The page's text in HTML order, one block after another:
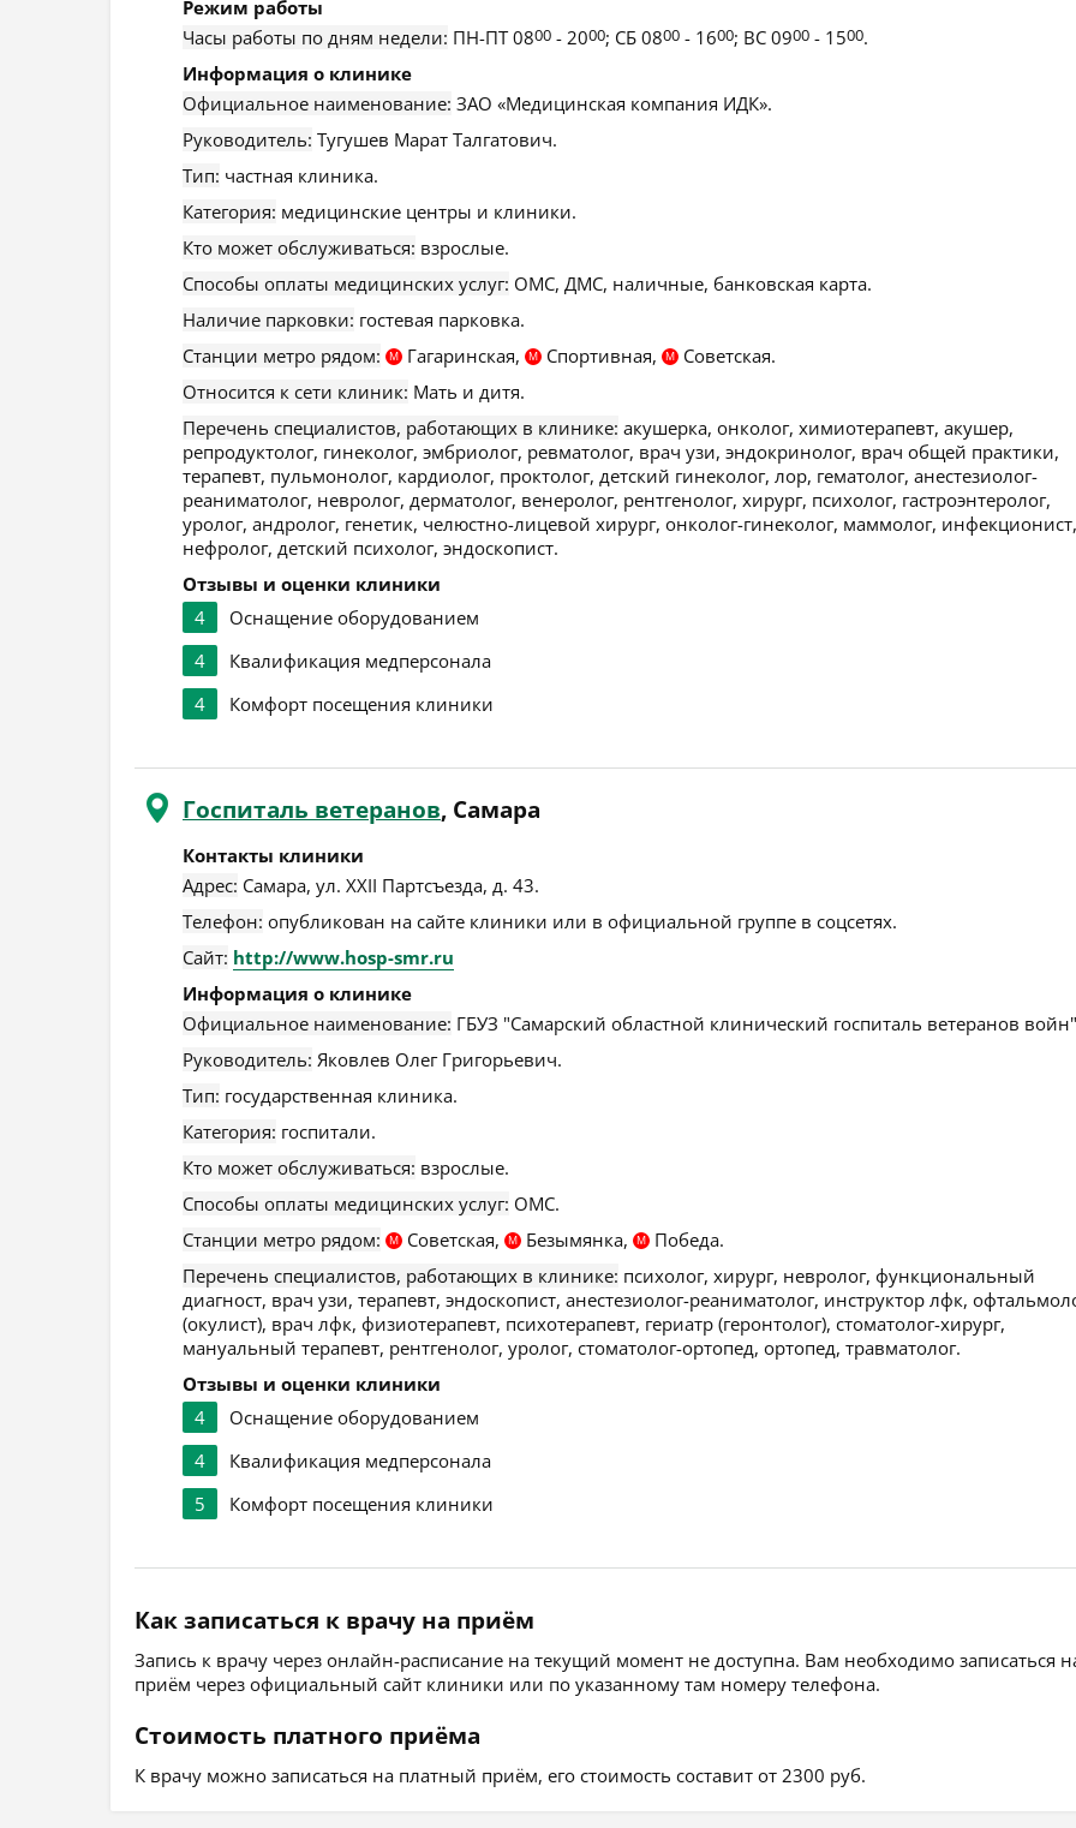
Режим работы
Часы работы по дням недели: ПН-ПТ 0800 - 2000; СБ 0800 - 1600; ВС 0900 - 1500.
Информация о клинике
Официальное наименование: ЗАО «Медицинская компания ИДК».
Руководитель: Тугушев Марат Талгатович.
Тип: частная клиника.
Категория: медицинские центры и клиники.
Кто может обслуживаться: взрослые.
Способы оплаты медицинских услуг: ОМС, ДМС, наличные, банковская карта.
Наличие парковки: гостевая парковка.
Станции метро рядом:
М Гагаринская, М Спортивная, М
Советская.
Относится к сети клиник: Мать и дитя.
Перечень специалистов, работающих в клинике: акушерка, онколог, химиотерапевт, акушер,
репродуктолог, гинеколог, эмбриолог, ревматолог, врач узи, эндокринолог, врач общей практики,
терапевт, пульмонолог, кардиолог, проктолог, детский гинеколог, лор, гематолог, анестезиолог-
реаниматолог, невролог, дерматолог, венеролог, рентгенолог, хирург, психолог, гастроэнтеролог,
уролог, андролог, генетик, челюстно-лицевой хирург, онколог-гинеколог, маммолог, инфекционист,
нефролог, детский психолог, эндоскопист.
Отзывы и оценки клиники
4
Оснащение оборудованием
4
Квалификация медперсонала
4
Комфорт посещения клиники
Госпиталь ветеранов, Самара
Контакты клиники
Адрес: Самара, ул. XXII Партсъезда, д. 43.
Телефон: опубликован на сайте клиники или в официальной группе в соцсетях.
Сайт: http://www.hosp-smr.ru
Информация о клинике
Официальное наименование: ГБУЗ "Самарский областной клинический госпиталь ветеранов
Руководитель: Яковлев Олег Григорьевич.
Тип: государственная клиника.
Категория: госпитали.
Кто может обслуживаться: взрослые.
Способы оплаты медицинских услуг: ОМС.
Станции метро рядом:
М Советская, М Безымянка, М
Победа.
Перечень специалистов, работающих в клинике: психолог, хирург, невролог, функциональный
диагност, врач узи, терапевт, эндоскопист, анестезиолог-реаниматолог, инструктор лфк,
(окулист), врач лфк, физиотерапевт, психотерапевт, гериатр (геронтолог), стоматолог-хирург,
мануальный терапевт, рентгенолог, уролог, стоматолог-ортопед, ортопед, травматолог.
Отзывы и оценки клиники
4
Оснащение оборудованием
4
Квалификация медперсонала
5
Комфорт посещения клиники
Как записаться к врачу на приём
Запись к врачу через онлайн-расписание на текущий момент не доступна. Вам необходимо записаться
приём через официальный сайт клиники или по указанному там номеру телефона.
Стоимость платного приёма
К врачу можно записаться на платный приём, его стоимость составит от 2300 руб.